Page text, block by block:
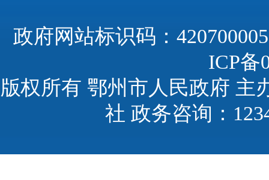
政府网站标识码：
ICP备
版权所有 鄂州市人民政府 主
社 政务咨询：